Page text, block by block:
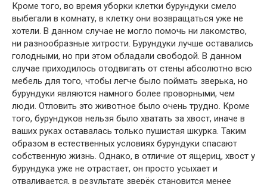
Кроме того, во время уборки клетки бурундуки смело
выбегали в комнату, в клетку они возвращаться уже не
хотели. В данном случае не могло помочь ни лакомство,
ни разнообразные хитрости. Бурундуки лучше оставались
голодными, но при этом обладали свободой. В данном
случае приходилось отодвигать от стены абсолютно всю
мебель для того, чтобы легче было поймать зверька, но
бурундуки являются намного более проворными, чем
люди. Отловить это животное было очень трудно. Кроме
того, бурундуков нельзя было хватать за хвост, иначе в
ваших руках оставалась только пушистая шкурка. Таким
образом в естественных условиях бурундуки спасают
собственную жизнь. Однако, в отличие от ящериц, хвост у
бурундука уже не отрастает, он просто усыхает и
отваливается, в результате зверёк становится менее